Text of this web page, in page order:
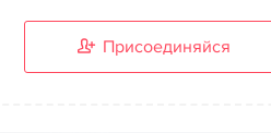
Присоединяйся